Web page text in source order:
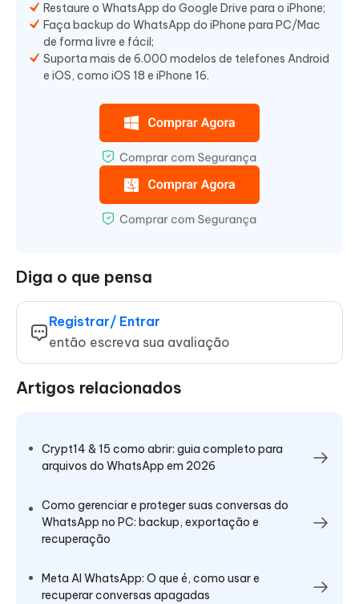
Restaure o WhatsApp do Google Drive para o iPhone;
Faça backup do WhatsApp do iPhone para PC/Mac
de forma livre e fácil;
Suporta mais de 6.000 modelos de telefones Android
e iOS, como iOS 18 e iPhone 16.
Diga o que pensa
Registrar/ Entrar
então escreva sua avaliação
Artigos relacionados
Crypt14 & 15 como abrir: guia completo para
arquivos do WhatsApp em 2026
Como gerenciar e proteger suas conversas do
WhatsApp no PC: backup, exportação e
recuperação
Meta AI WhatsApp: O que é, como usar e
recuperar conversas apagadas